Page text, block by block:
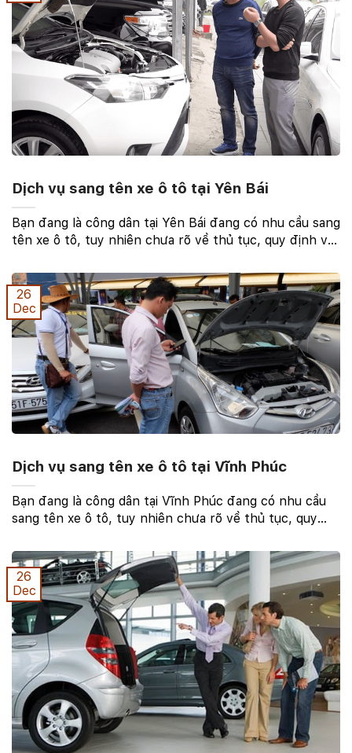
Dịch vụ sang tên xe ô tô tại Yên Bái
Bạn đang là công dân tại Yên Bái đang có nhu cầu sang
tên xe ô tô, tuy nhiên chưa rõ về thủ tục, quy định về
xe ô tô cũ thì việc thay đổi chủ sở ...
26
Dec
Dịch vụ sang tên xe ô tô tại Vĩnh Phúc
Bạn đang là công dân tại Vĩnh Phúc đang có nhu cầu
sang tên xe ô tô, tuy nhiên chưa rõ về thủ tục, quy
sang tên xe ô tô cũ thì việc thay đổi chủ ...
26
Dec